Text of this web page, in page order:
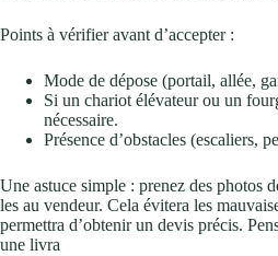
Points à vérifier avant d’accepter :
Mode de dépose (portail, allée,
Si un chariot élévateur ou un
nécessaire.
Présence d’obstacles (escaliers,
Une astuce simple : prenez des photos
les au vendeur. Cela évitera les
permettra d’obtenir un devis précis.
une livra